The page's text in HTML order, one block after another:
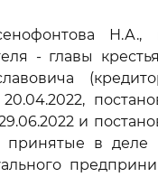
Н.А.,
- главы
и
принятые в